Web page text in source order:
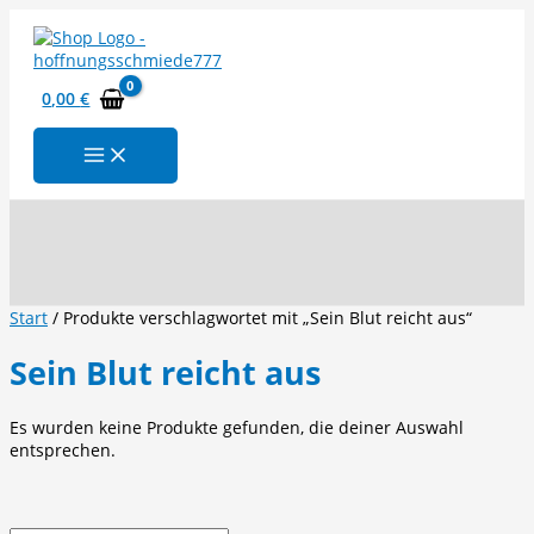
Inhalt
springen
0,00€
Start / Produkte verschlagwortet mit „Sein Blut reicht aus“
Sein Blut reicht aus
Es wurden keine Produkte gefunden, die deiner Auswahl
entsprechen.